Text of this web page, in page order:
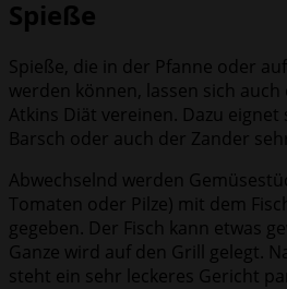
Spieße
Spieße, die in der Pfanne oder
werden können, lassen sich
Atkins Diät vereinen. Dazu eignet
Barsch oder auch der Zander
Abwechselnd werden
Tomaten oder Pilze) mit dem
gegeben. Der Fisch kann etwas
Ganze wird auf den Grill gelegt.
steht ein sehr leckeres Gericht